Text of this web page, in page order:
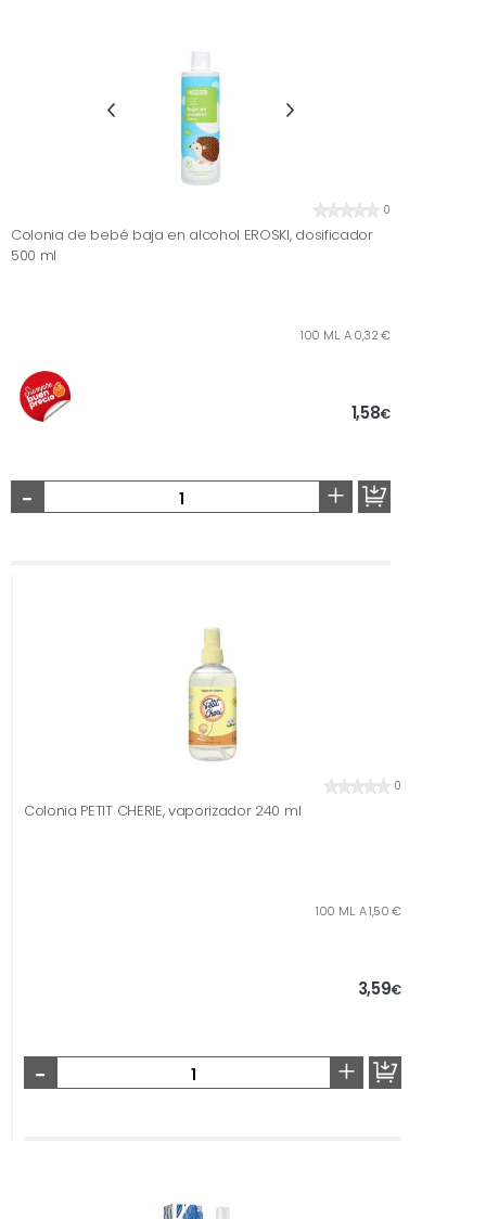
0
Colonia de bebé baja en alcohol EROSKI, dosificador
500 ml
100 ML. A 0,32 €
1,58€
- +
0
Colonia PETIT CHERIE, vaporizador 240 ml
100 ML. A 1,50 €
3,59€
- +